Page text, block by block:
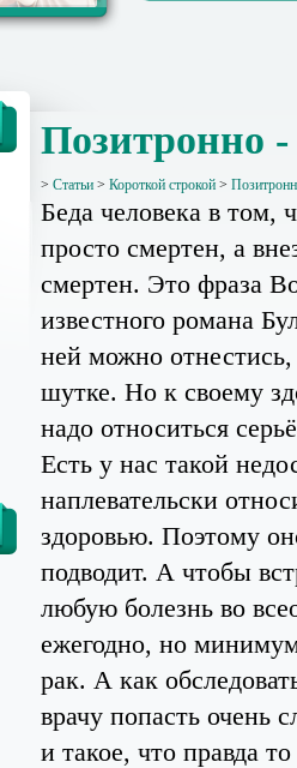
Позитронно
> Статьи > Короткой строкой >
Беда человека в том,
просто смертен, а
смертен. Это фраза
известного романа
ней можно
шутке. Но к своему
надо относиться
Есть у нас такой
наплевательски
здоровью. Поэтому
подводит. А чтобы
любую болезнь во
ежегодно, но
рак. А как
врачу попасть очень
и такое, что правда